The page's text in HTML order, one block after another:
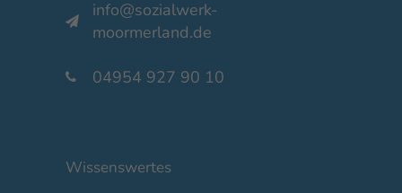
info@sozialwerk-
moormerland.de
04954 927 90 10
Wissenswertes